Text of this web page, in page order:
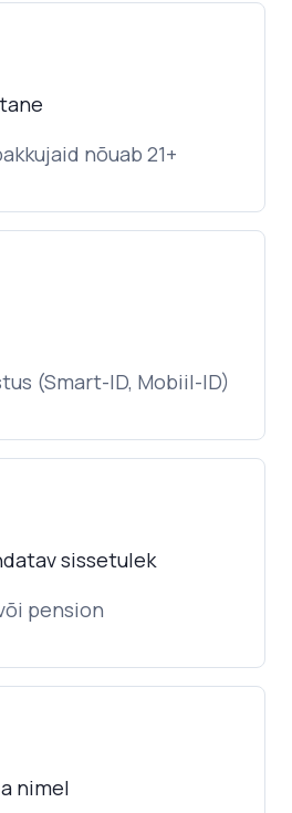
nõuab 21+
(Smart-ID, Mobiil-ID)
sissetulek
pension
nimel